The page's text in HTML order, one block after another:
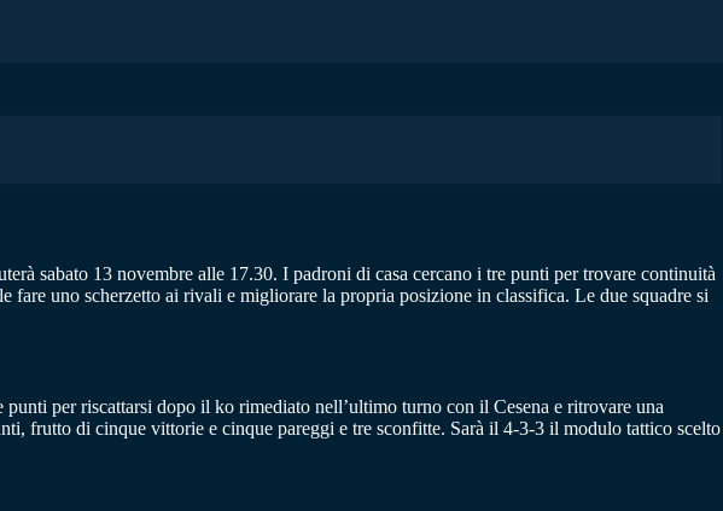
sabato 13 novembre alle 17.30. I padroni di casa cercano i tre punti per trovare continuità
uno scherzetto ai rivali e migliorare la propria posizione in classifica. Le due squadre si
punti per riscattarsi dopo il ko rimediato nell’ultimo turno con il Cesena e ritrovare una
frutto di cinque vittorie e cinque pareggi e tre sconfitte. Sarà il 4-3-3 il modulo tattico scelto